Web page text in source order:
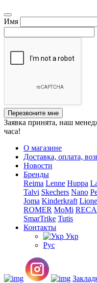
Имя
Перезвоните мне
Заявка принята, наш
часа!
О магазине
Доставка, оплата,
Новости
Бренды
Reima Lenne Huppa
Talvi Skechers Nano
Joma Kinderkraft
ROMER MoMi
SmarTrike Tutis
Контакты
Укр
Рус